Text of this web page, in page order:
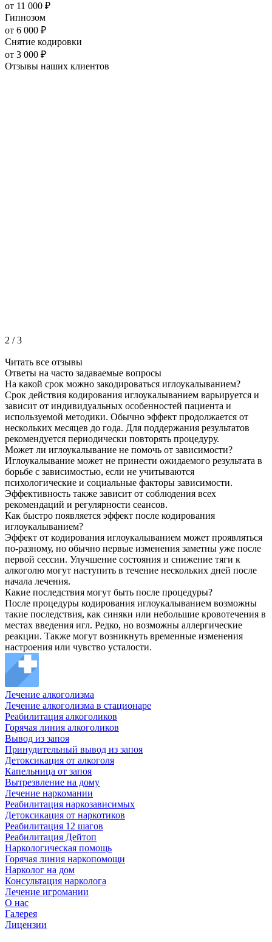
от 11 000 ₽
Гипнозом
от 6 000 ₽
Снятие кодировки
от 3 000 ₽
Отзывы наших клиентов
2 /3
Читать все отзывы
Ответы на часто задаваемые вопросы
На какой срок можно закодироваться иглоукалыванием?
Срок действия кодирования иглоукалыванием варьируется и
зависит от индивидуальных особенностей пациента и
используемой методики. Обычно эффект продолжается от
нескольких месяцев до года. Для поддержания результатов
рекомендуется периодически повторять процедуру.
Может ли иглоукалывание не помочь от зависимости?
Иглоукалывание может не принести ожидаемого результата в
борьбе с зависимостью, если не учитываются
психологические и социальные факторы зависимости.
Эффективность также зависит от соблюдения всех
рекомендаций и регулярности сеансов.
Как быстро появляется эффект после кодирования
иглоукалыванием?
Эффект от кодирования иглоукалыванием может проявляться
по-разному, но обычно первые изменения заметны уже после
первой сессии. Улучшение состояния и снижение тяги к
алкоголю могут наступить в течение нескольких дней после
начала лечения.
Какие последствия могут быть после процедуры?
После процедуры кодирования иглоукалыванием возможны
такие последствия, как синяки или небольшие кровотечения в
местах введения игл. Редко, но возможны аллергические
реакции. Также могут возникнуть временные изменения
настроения или чувство усталости.
Лечение алкоголизма
Лечение алкоголизма в стационаре
Реабилитация алкоголиков
Горячая линия алкоголиков
Вывод из запоя
Принудительный вывод из запоя
Детоксикация от алкоголя
Капельница от запоя
Вытрезвление на дому
Лечение наркомании
Реабилитация наркозависимых
Детоксикация от наркотиков
Реабилитация 12 шагов
Реабилитация Дейтоп
Наркологическая помощь
Горячая линия наркопомощи
Нарколог на дом
Консультация нарколога
Лечение игромании
О нас
Галерея
Лицензии